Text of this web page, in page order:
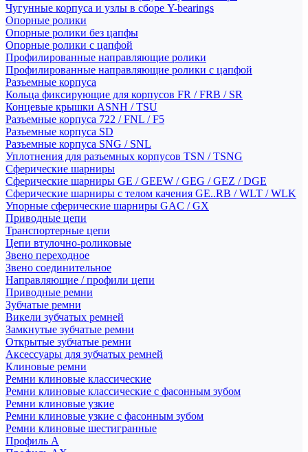
Чугунные корпуса и узлы в сборе Y-bearings
Опорные ролики
Опорные ролики без цапфы
Опорные ролики с цапфой
Профилированные направляющие ролики
Профилированные направляющие ролики с цапфой
Разъемные корпуса
Кольца фиксирующие для корпусов FR / FRB / SR
Концевые крышки ASNH / TSU
Разъемные корпуса 722 / FNL / F5
Разъемные корпуса SD
Разъемные корпуса SNG / SNL
Уплотнения для разъемных корпусов TSN / TSNG
Сферические шарниры
Сферические шарниры GE / GEEW / GEG / GEZ / DGE
Сферические шарниры с телом качения GE..RB / WLT / WLK
Упорные сферические шарниры GAC / GX
Приводные цепи
Транспортерные цепи
Цепи втулочно-роликовые
Звено переходное
Звено соединительное
Направляющие / профили цепи
Приводные ремни
Зубчатые ремни
Викели зубчатых ремней
Замкнутые зубчатые ремни
Открытые зубчатые ремни
Аксессуары для зубчатых ремней
Клиновые ремни
Ремни клиновые классические
Ремни клиновые классические с фасонным зубом
Ремни клиновые узкие
Ремни клиновые узкие с фасонным зубом
Ремни клиновые шестигранные
Профиль A